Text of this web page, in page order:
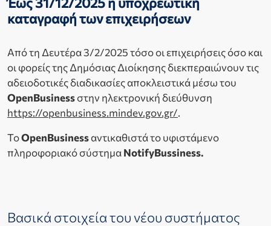
καταγραφή των επιχειρήσεων
Από τη Δευτέρα 3/2/2025 τόσο οι επιχειρήσεις όσο και
οι φορείς της Δημόσιας Διοίκησης διεκπεραιώνουν τις
αδειοδοτικές διαδικασίες αποκλειστικά μέσω του
OpenBusinessστην ηλεκτρονική διεύθυνση
https://openbusiness.mindev.gov.gr/.
ΤοOpenBusinessαντικαθιστά το υφιστάμενο
πληροφοριακό σύστημαNotifyBussiness.
Βασικά στοιχεία του νέου συστήματος